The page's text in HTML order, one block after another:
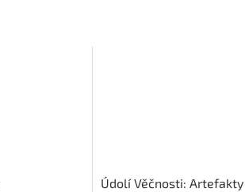
Údolí Věčnosti: Artefakty